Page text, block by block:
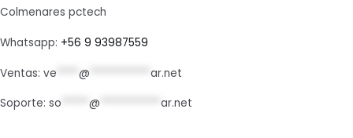
Colmenares pctech
Whatsapp: +56 9 93987559
Ventas: ve @ ar.net
Soporte: so @ ar.net